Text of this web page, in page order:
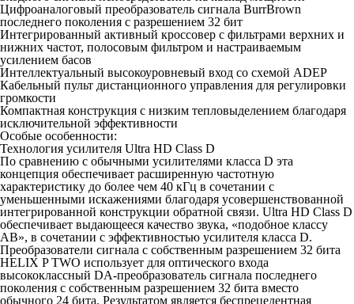
Цифроаналоговый преобразователь сигнала BurrBrown
последнего поколения с разрешением 32 бит
Интегрированный активный кроссовер с фильтрами верхних и
нижних частот, полосовым фильтром и настраиваемым
усилением басов
Интеллектуальный высокоуровневый вход со схемой ADEP
Кабельный пульт дистанционного управления для регулировки
громкости
Компактная конструкция с низким тепловыделением благодаря
исключительной эффективности
Особые особенности:
Технология усилителя Ultra HD Class D
По сравнению с обычными усилителями класса D эта
концепция обеспечивает расширенную частотную
характеристику до более чем 40 кГц в сочетании с
уменьшенными искажениями благодаря усовершенствованной
интегрированной конструкции обратной связи. Ultra HD Class D
обеспечивает выдающееся качество звука, «подобное классу
AB», в сочетании с эффективностью усилителя класса D.
Преобразователи сигнала с собственным разрешением 32 бита
HELIX P TWO использует для оптического входа
высококлассный DA-преобразователь сигнала последнего
поколения с собственным разрешением 32 бита вместо
обычного 24 бита. Результатом является беспрецедентная